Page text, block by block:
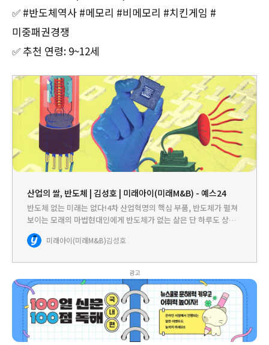
✅ #반도체역사 #메모리 #비메모리 #치킨게임 #
미중패권경쟁
✅ 추천 연령: 9~12세
산업의 쌀, 반도체 | 김성호 | 미래아이(미래M&B) - 예스24
반도체 없는 미래는 없다!4차 산업혁명의 핵심 부품, 반도체가 펼쳐
보이는 모래의 마법현대인에게 반도체가 없는 삶은 단 하루도 상상
하기 어렵습니다. 손안의 스마트폰부터 날마다 타는 자동차까지, 현
대 문명은 반도체 없이는 움직이지 않기에 반도체를 산업의 쌀이라
미래아이(미래M&B)김성호
광고